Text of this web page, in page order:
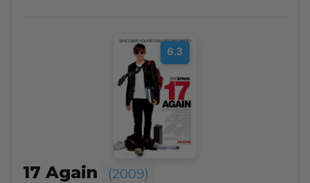
6.3
17 Again (2009)